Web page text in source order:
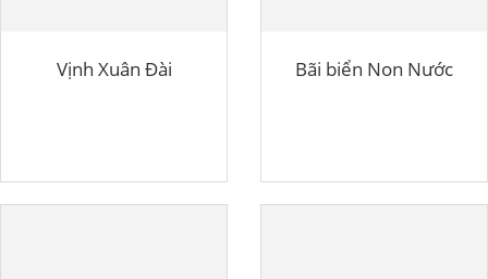
Vịnh Xuân Đài Bãi biển Non Nước